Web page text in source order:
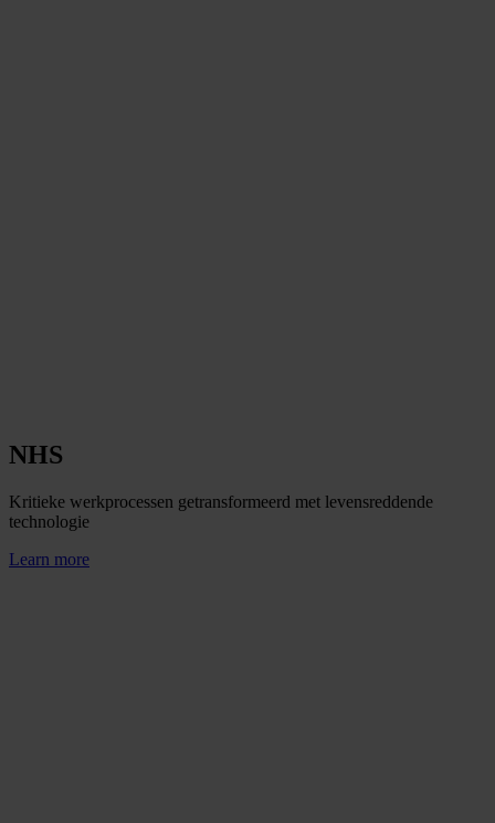
NHS
Kritieke werkprocessen getransformeerd met levensreddende
technologie
Learn more